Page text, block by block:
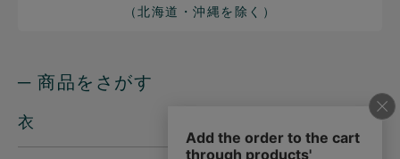
（北海道・沖縄を除く）
─ 商品をさがす
衣